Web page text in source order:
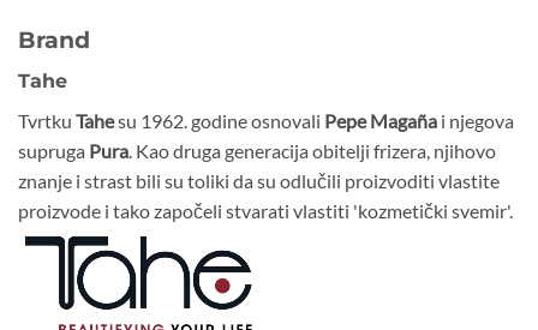
Brand
Tahe
Tvrtku Tahesu 1962. godine osnovali Pepe Magaña i njegova
supruga Pura . Kao druga generacija obitelji frizera, njihovo
znanje i strast bili su toliki da su odlučili proizvoditi vlastite
proizvode i tako započeli stvarati vlastiti 'kozmetički svemir'.